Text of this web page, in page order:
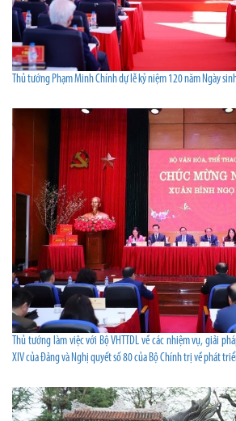
Thủ tướng Phạm Minh Chính dự lễ kỷ niệm 120 năm Ngày
Thủ tướng làm việc với Bộ VHTTDL về các nhiệm vụ, giải
XIV của Đảng và Nghị quyết số 80 của Bộ Chính trị về phát